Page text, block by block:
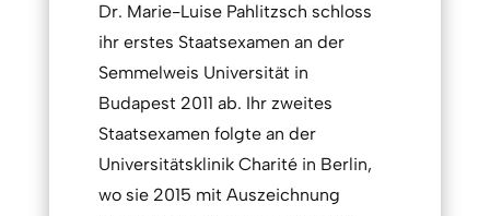
Dr. Marie-Luise Pahlitzsch schloss
ihr erstes Staatsexamen an der
Semmelweis Universität in
Budapest 2011 ab. Ihr zweites
Staatsexamen folgte an der
Universitätsklinik Charité in Berlin,
wo sie 2015 mit Auszeichnung